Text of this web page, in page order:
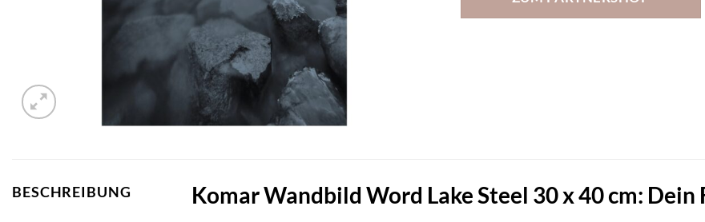
BESCHREIBUNG Komar Wandbild Word Lake Steel 30 x 40 cm: